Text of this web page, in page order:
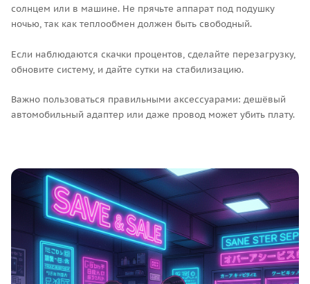
солнцем или в машине. Не прячьте аппарат под подушку
ночью, так как теплообмен должен быть свободный.
Если наблюдаются скачки процентов, сделайте перезагрузку,
обновите систему, и дайте сутки на стабилизацию.
Важно пользоваться правильными аксессуарами: дешёвый
автомобильный адаптер или даже провод может убить плату.